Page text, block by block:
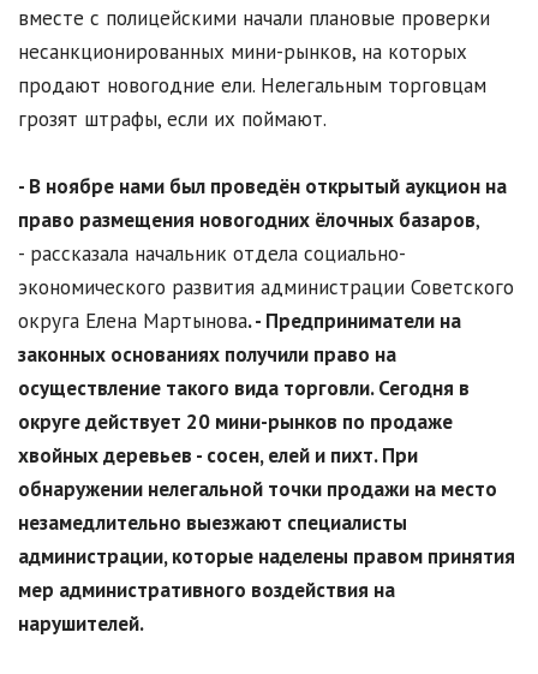
вместе с полицейскими начали плановые проверки
несанкционированных мини-рынков, на которых
продают новогодние ели. Нелегальным торговцам
грозят штрафы, если их поймают.
- В ноябре нами был проведён открытый аукцион на
право размещения новогодних ёлочных базаров,
- рассказала начальник отдела социально-
экономического развития администрации Советского
округа Елена Мартынова. - Предприниматели на
законных основаниях получили право на
осуществление такого вида торговли. Сегодня в
округе действует 20 мини-рынков по продаже
хвойных деревьев - сосен, елей и пихт. При
обнаружении нелегальной точки продажи на место
незамедлительно выезжают специалисты
администрации, которые наделены правом принятия
мер административного воздействия на
нарушителей.